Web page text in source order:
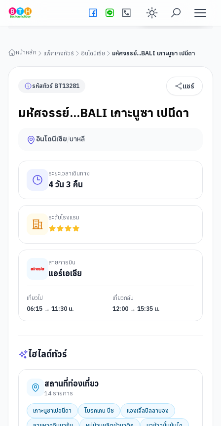
Enable dark
มหัศจรรย์...BALI เกาะนูซา เปนีดา ดูรายละเอียดทัวร์
หน้าหลัก แพ็กเกจทัวร์ อินโดนีเซีย มหัศจรรย์...BALI เกาะนูซา เปนีดา
รหัสทัวร์ BT13281 แชร์
มหัศจรรย์...BALI เกาะนูซา เปนีดา
อินโดนีเซีย/บาหลี
ระยะเวลาเดินทาง
4 วัน 3 คืน
ระดับโรงแรม
สายการบิน
แอร์เอเชีย
เที่ยวไป
06:15 → 11:30 น.
เที่ยวกลับ
12:00 → 15:35 น.
ไฮไลต์ทัวร์
สถานที่ท่องเที่ยว
14 รายการ
เกาะนูซาเปอนีดา โบรคเคน บีช
แองเจิ้ลบิลลาบอง